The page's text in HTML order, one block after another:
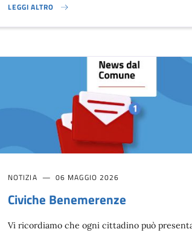
ONU PER L'INFANZIA}
LEGGI ALTRO
NUOVA GESTIONE PISTA ATLETICA}
NOTIZIA 06 MAGGIO 2026
Civiche Benemerenze
Vi ricordiamo che ogni cittadino può